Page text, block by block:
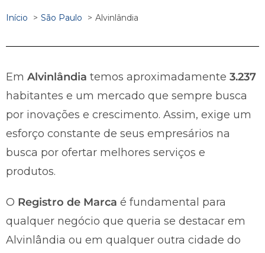
Início São Paulo Alvinlândia
Em Alvinlândia temos aproximadamente 3.237
habitantes e um mercado que sempre busca
por inovações e crescimento. Assim, exige um
esforço constante de seus empresários na
busca por ofertar melhores serviços e
produtos.
O Registro de Marca é fundamental para
qualquer negócio que queria se destacar em
Alvinlândia ou em qualquer outra cidade do